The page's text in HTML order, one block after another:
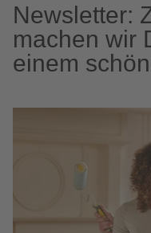
Newsletter:
machen wir
einem